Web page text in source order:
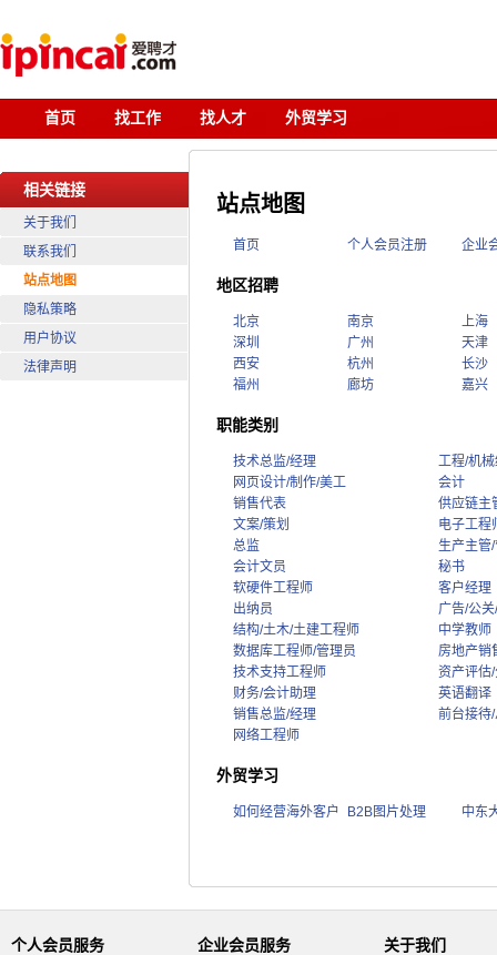
首页 找工作 找人才 外贸学习
相关链接
关于我们
联系我们
站点地图
隐私策略
用户协议
法律声明
站点地图
首页 个人会员注册 企业
地区招聘
北京 南京
上海
深圳
广州
天津
西安
杭州
长沙
福州
廊坊 嘉兴
职能类别
技术总监/经理
工程/机
网页设计/制作/美工
会计
销售代表
供应链主
文案/策划
电子工程
总监
生产主管
会计文员
秘书
软硬件工程师
客户经理
出纳员
广告/公
结构/土木/土建工程师
中学教师
数据库工程师/管理员
房地产销
技术支持工程师
资产评估
财务/会计助理
英语翻译
销售总监/经理
前台接待
网络工程师
外贸学习
如何经营海外客户 B2B图片处理 中东
个人会员服务 企业会员服务 关于我们